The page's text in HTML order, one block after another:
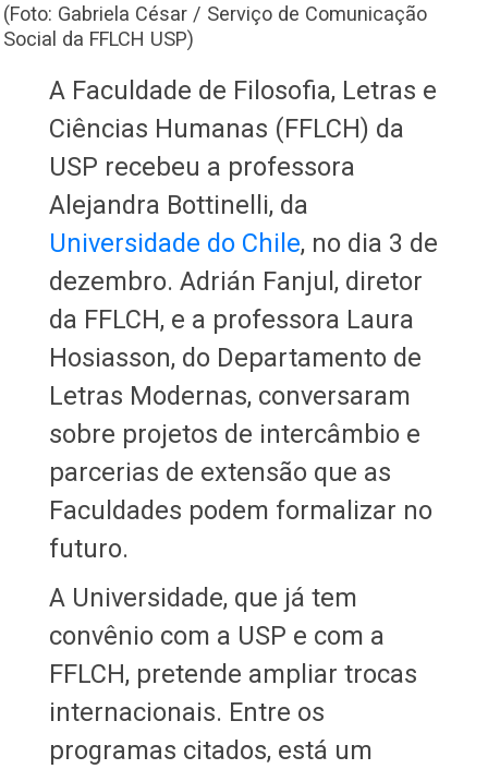
(Foto: Gabriela César / Serviço de Comunicação
Social da FFLCH USP)
A Faculdade de Filosofia, Letras e
Ciências Humanas (FFLCH) da
USP recebeu a professora
Alejandra Bottinelli, da
Universidade do Chile, no dia 3 de
dezembro. Adrián Fanjul, diretor
da FFLCH, e a professora Laura
Hosiasson, do Departamento de
Letras Modernas, conversaram
sobre projetos de intercâmbio e
parcerias de extensão que as
Faculdades podem formalizar no
futuro.
A Universidade, que já tem
convênio com a USP e com a
FFLCH, pretende ampliar trocas
internacionais. Entre os
programas citados, está um